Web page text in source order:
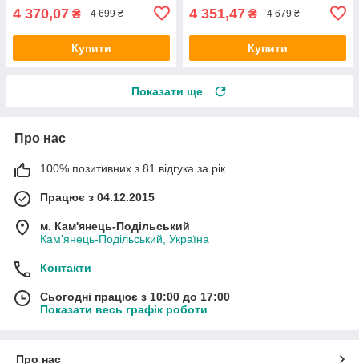
4 370,07 ₴ 4 699 ₴
Купити
4 351,47 ₴ 4 679 ₴
Купити
Показати ще
Про нас
100% позитивних з 81 відгука за рік
Працює з 04.12.2015
м. Кам'янець-Подільський
Кам'янець-Подільський, Україна
Контакти
Сьогодні працює з 10:00 до 17:00
Показати весь графік роботи
Про нас